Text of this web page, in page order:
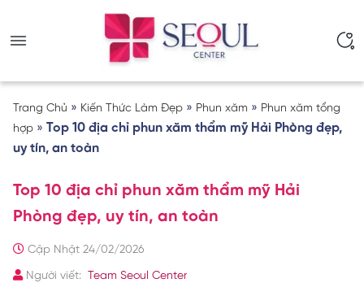
Trang Chủ » Kiến Thức Làm Đẹp » Phun xăm » Phun xăm tổng
hợp » Top 10 địa chỉ phun xăm thẩm mỹ Hải Phòng đẹp,
uy tín, an toàn
Top 10 địa chỉ phun xăm thẩm mỹ Hải
Phòng đẹp, uy tín, an toàn
Cập Nhật 24/02/2026
Người viết: Team Seoul Center